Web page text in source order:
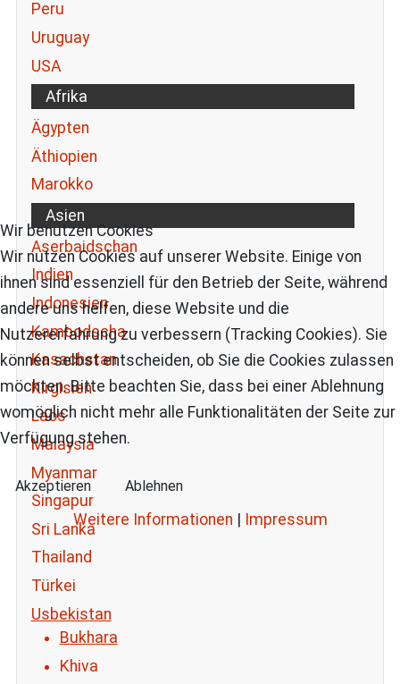
Peru
Uruguay
USA
Afrika
Ägypten
Äthiopien
Marokko
Asien
Aserbaidschan
Indien
Indonesien
Kambodscha
Kasachstan
Kirgisien
Laos
Malaysia
Myanmar
Singapur
Sri Lanka
Thailand
Türkei
Usbekistan
Bukhara
Khiva
Wir benutzen Cookies
Wir nutzen Cookies auf unserer Website. Einige von
ihnen sind essenziell für den Betrieb der Seite, während
andere uns helfen, diese Website und die
Nutzererfahrung zu verbessern (Tracking Cookies). Sie
können selbst entscheiden, ob Sie die Cookies zulassen
möchten. Bitte beachten Sie, dass bei einer Ablehnung
womöglich nicht mehr alle Funktionalitäten der Seite zur
Verfügung stehen.
Akzeptieren Ablehnen
Weitere Informationen | Impressum